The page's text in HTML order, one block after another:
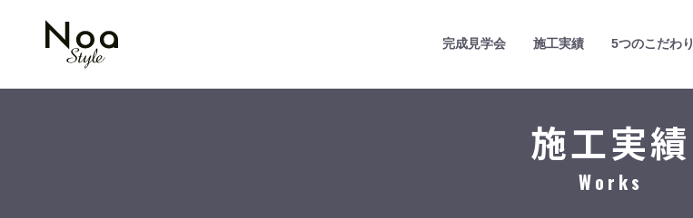
完成見学会 施工実績 5つのこだわり
施工実績
Works